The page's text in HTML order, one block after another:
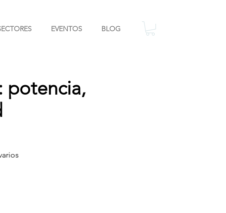
EVENTOS BLOG
potencia,